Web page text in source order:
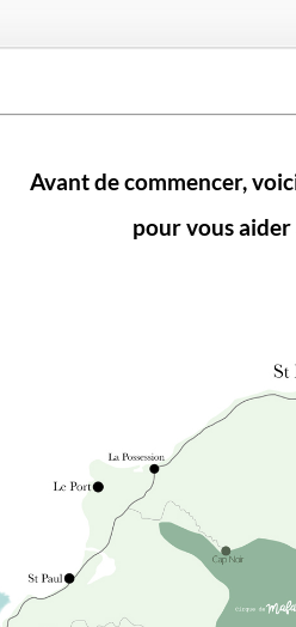
Avant de commencer,
pour vous